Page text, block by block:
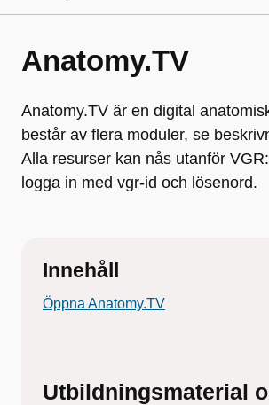
Anatomy.TV
Anatomy.TV är en digital
består av flera moduler, se
Alla resurser kan nås utanför
logga in med vgr-id och lösenord.
Innehåll
Öppna Anatomy.TV
Utbildningsmaterial